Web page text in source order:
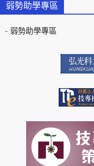
弱勢助學專區
弱勢助學專區